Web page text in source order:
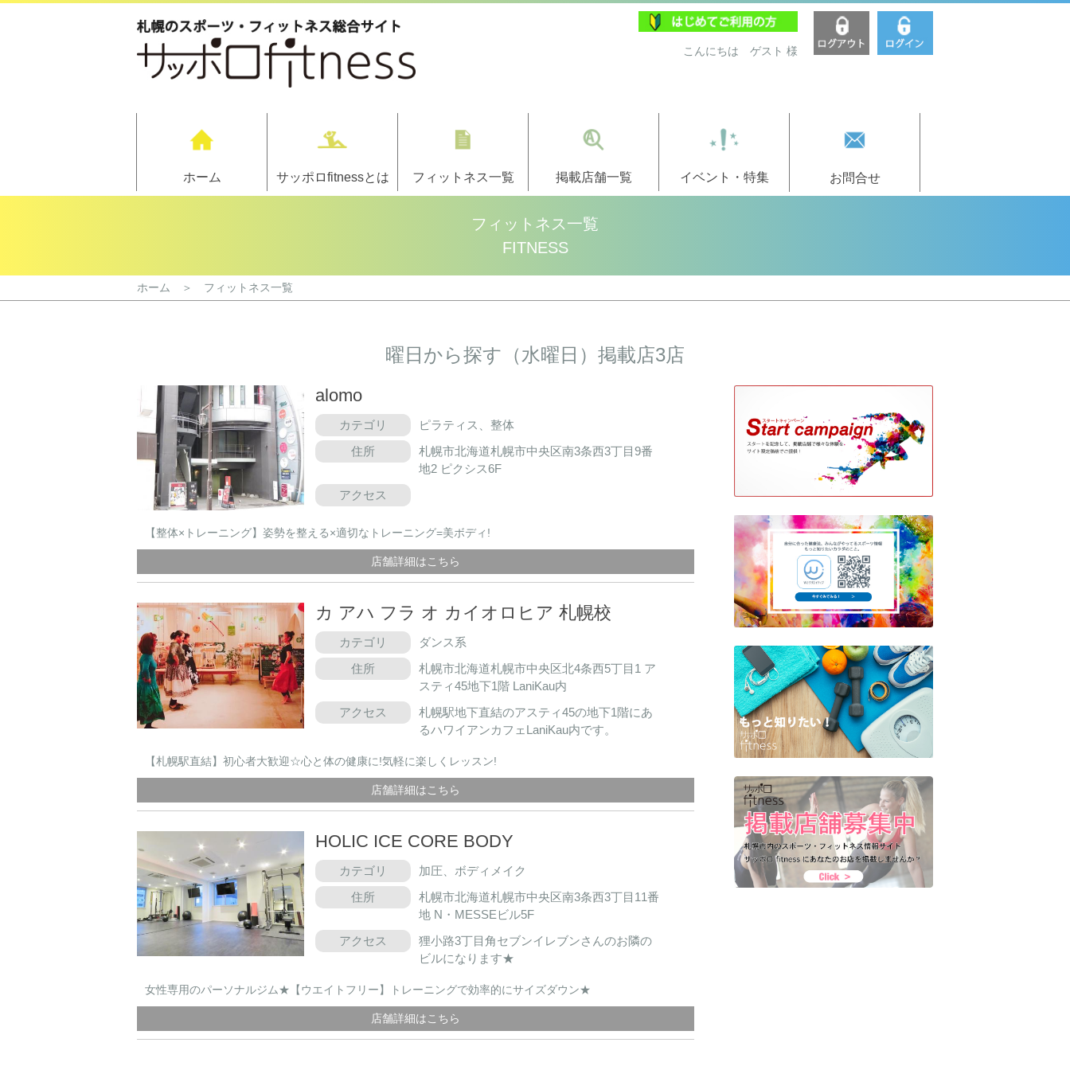
こんにちは ゲスト 様
ホーム サッポロfitnessとは フィットネス一覧 掲載店舗一覧 イベント・特集 お問合せ
フィットネス一覧
FITNESS
ホーム ＞ フィットネス一覧
曜日から探す（水曜日）掲載店3店
alomo
カテゴリ
ピラティス、整体
住所
札幌市北海道札幌市中央区南3条西3丁目9番
地2 ピクシス6F
アクセス
【整体×トレーニング】姿勢を整える×適切なトレーニング=美ボディ!
店舗詳細はこちら
カ アハ フラ オ カイオロヒア 札幌校
カテゴリ
ダンス系
住所
札幌市北海道札幌市中央区北4条西5丁目1 ア
スティ45地下1階 LaniKau内
アクセス
札幌駅地下直結のアスティ45の地下1階にあ
るハワイアンカフェLaniKau内です。
【札幌駅直結】初心者大歓迎☆心と体の健康に!気軽に楽しくレッスン!
店舗詳細はこちら
HOLIC ICE CORE BODY
カテゴリ
加圧、ボディメイク
住所
札幌市北海道札幌市中央区南3条西3丁目11番
地 N・MESSEビル5F
アクセス
狸小路3丁目角セブンイレブンさんのお隣の
ビルになります★
女性専用のパーソナルジム★【ウエイトフリー】トレーニングで効率的にサイズダウン★
店舗詳細はこちら